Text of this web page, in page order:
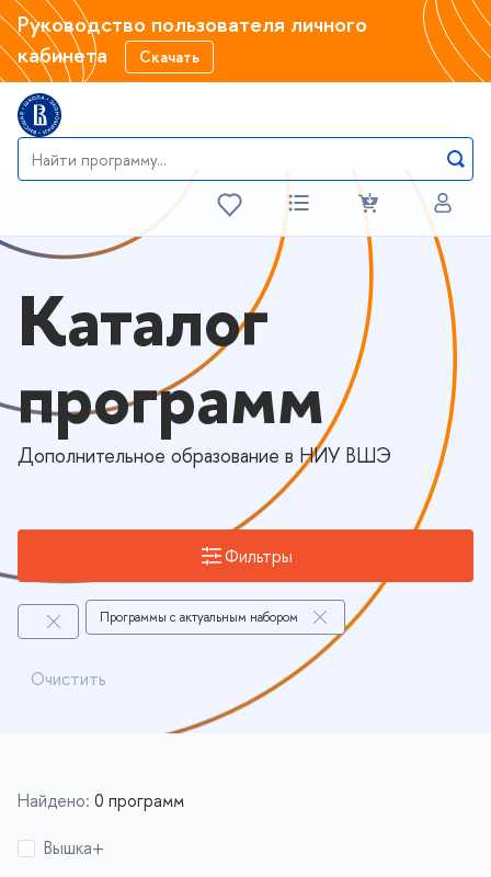
Руководство пользователя личного
кабинета
Скачать
Каталог
программ
Дополнительное образование в НИУ ВШЭ
Фильтры
Программы с актуальным набором
Очистить
Найдено: 0 программ
Вышка+